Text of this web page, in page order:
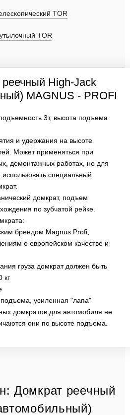
TOR
TOR
High-Jack
MAGNUS - PROFI
3т, высота подъема
и удержания на высоте
Может применяться при
демонтажных работах, но для
специальный
домкрат, подъем
по зубчатой рейке.
брендом Magnus Profi,
о европейском качестве и
груза домкрат должен быть
кг
усиленная "лапа"
домкратов для автомобиля не
они по высоте подъема.
Домкрат реечный